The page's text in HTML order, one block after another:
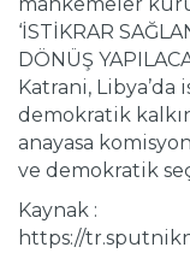
‘İSTİKRAR
DÖNÜŞ
Katrani,
demokratik
anayasa
ve demokratik
Kaynak :
https://